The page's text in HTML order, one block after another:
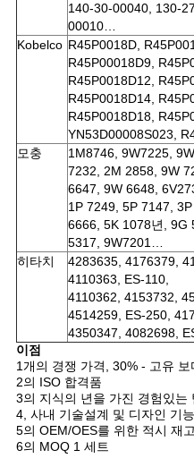
140-30-00040, 130-
00010…
Kobelco R45P0018D,
R45P00018D9,
R45P0018D12,
R45P0018D14,
R45P0018D18,
YN53D00008S023,
모충
1M8746, 9W7225,
7232, 2M 2858, 9W
6647, 9W 6648,
1P 7249, 5P 7147,
6666, 5K 1078년, 9G
5317, 9W7201…
히타치
4283635, 4176379,
4110363, ES-110,
4110362, 4153732,
4514259, ES-250,
4350347, 4082698,
이점
1개의 경쟁 가격, 30% - 고유
2의 ISO 합격품
3의 지식의 년을 가진 경험있는
4, 사내 기술설계 및 디자인 기능
5의 OEM/OES를 위한 적시 재
6의 MOQ 1 세트